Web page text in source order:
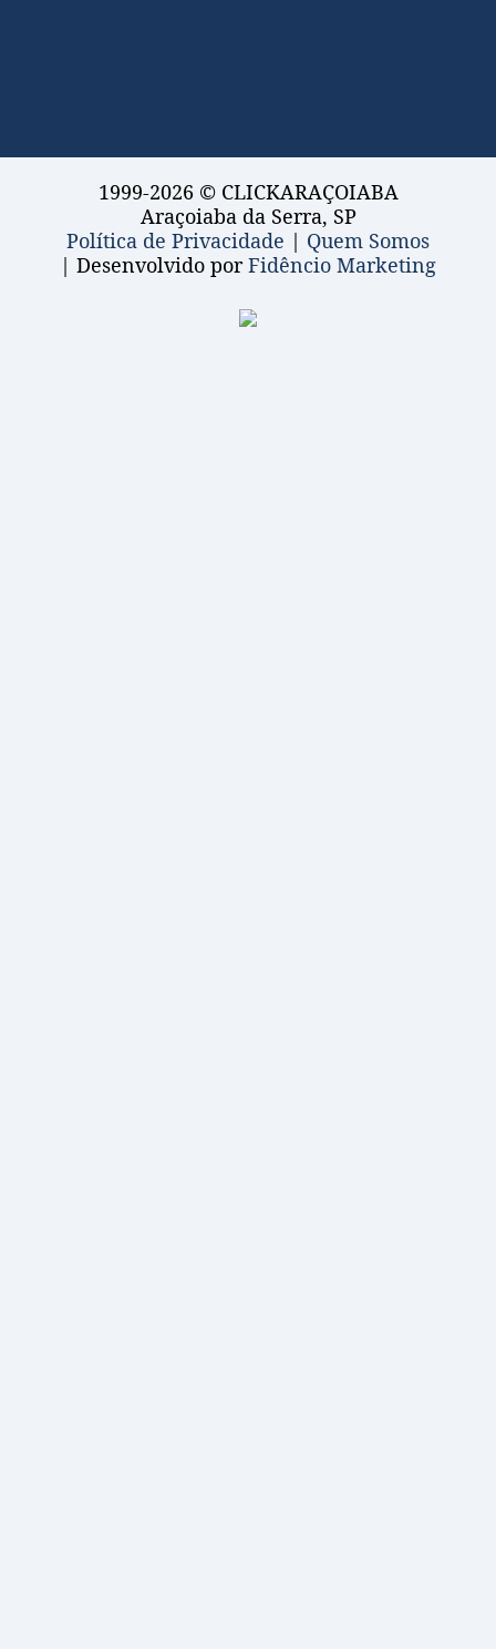
1999-2026 © CLICKARAÇOIABA
Araçoiaba da Serra, SP
Política de Privacidade | Quem Somos
| Desenvolvido porFidêncio Marketing